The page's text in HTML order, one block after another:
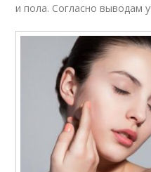
и пола. Согласно выводам